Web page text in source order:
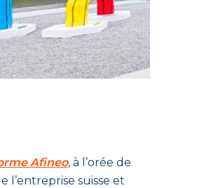
Afineo, à l’orée de
l’entreprise suisse et